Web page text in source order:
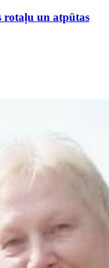
rotaļu un atpūtas